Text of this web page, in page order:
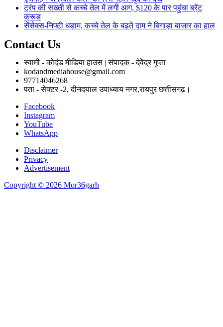
ट्रंप की सख्ती से कच्चे तेल में लगी आग, $120 के पार पहुंचा ब्रेंट
क्रूड
सेंसेक्स-निफ्टी धड़ाम, कच्चे तेल के बढ़ते दाम ने बिगाड़ा बाजार का हाल
Contact Us
स्वामी - कोदंड मीडिया हाउस | संपादक - देवेंद्र गुप्ता
kodandmediahouse@gmail.com
97714046268
पता - सेक्टर -2, दीनदयाल उपाध्याय नगर,रायपुर छत्तीसगढ़।
Facebook
Instagram
YouTube
WhatsApp
Disclaimer
Privacy
Advertisement
Copyright © 2026 Mor36garh